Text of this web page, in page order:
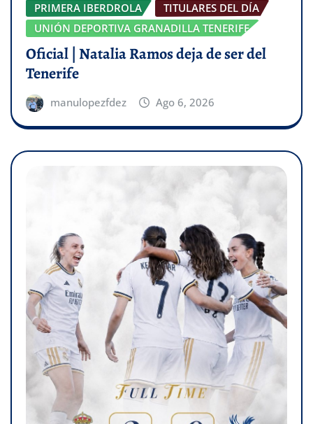
PRIMERA IBERDROLA
TITULARES DEL DÍA
UNIÓN DEPORTIVA GRANADILLA TENERIFE
Oficial | Natalia Ramos deja de ser del
Tenerife
manulopezfdez Ago 6, 2026